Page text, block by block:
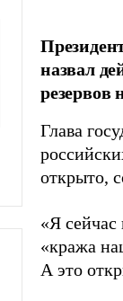
назвал
Глава
открыто,
«Я сейчас
«кража
А это